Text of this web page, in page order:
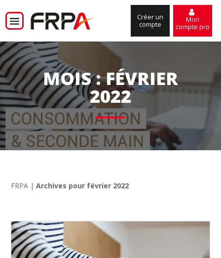
Créer un
compte
Mon
compte pro
MOIS :FÉVRIER
2022
FRPA |Archives pour février 2022